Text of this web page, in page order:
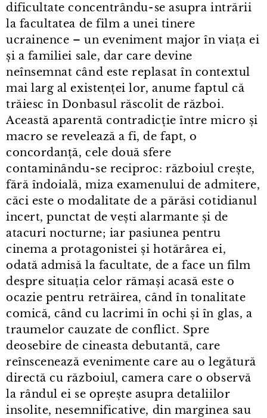
dificultate concentrându⁠-⁠se asupra intrării
la facultatea de film a unei tinere
ucrainence – un eveniment major în viața ei
și a familiei sale, dar care devine
neînsemnat când este replasat în contextul
mai larg al existenței lor, anume faptul că
trăiesc în Donbasul răscolit de război.
Această aparentă contradicție între micro și
macro se revelează a fi, de fapt, o
concordanță, cele două sfere
contaminându⁠-⁠se reciproc: războiul crește,
fără îndoială, miza examenului de admitere,
căci este o modalitate de a părăsi cotidianul
incert, punctat de vești alarmante și de
atacuri nocturne; iar pasiunea pentru
cinema a protagonistei și hotărârea ei,
odată admisă la facultate, de a face un film
despre situația celor rămași acasă este o
ocazie pentru retrăirea, când în tonalitate
comică, când cu lacrimi în ochi și în glas, a
traumelor cauzate de conflict. Spre
deosebire de cineasta debutantă, care
reînscenează evenimente care au o legătură
directă cu războiul, camera care o observă
la rândul ei se oprește asupra detaliilor
insolite, nesemnificative, din marginea sau